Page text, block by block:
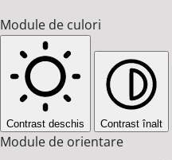
Module de culori
Contrast deschis Contrast înalt
Module de orientare